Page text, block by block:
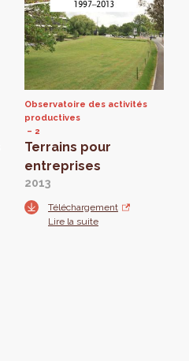
Observatoire des activités
productives
2
Terrains pour
entreprises
2013
Téléchargement
Lire la suite